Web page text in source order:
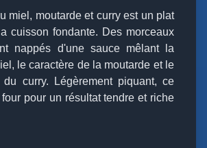
miel, moutarde et curry est un plat
cuisson fondante. Des morceaux
nappés d'une sauce mêlant la
le caractère de la moutarde et le
du curry. Légèrement piquant, ce
pour un résultat tendre et riche